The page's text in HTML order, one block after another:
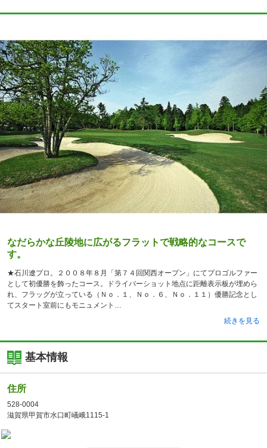
なだらかな丘陵地に広がるフラットで戦略的なコースで
す。
★石川遼プロ。２００８年８月「第７４回関西オープン」にてプロゴルファー
として初優勝を飾ったコース。ドライバーショット地点に距離表示板が埋めら
れ、フラッグが立っている（Ｎｏ．１、Ｎｏ．６、Ｎｏ．１１）優勝記念とし
てスタート室前にもモニュメント
続きを見る
基本情報
住所
528-0004
滋賀県甲賀市水口町嶬峨1115-1